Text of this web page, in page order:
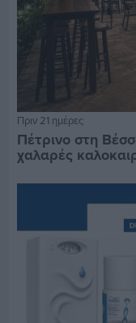
Πριν 21 ημέρες
Πέτρινο στη
χαλαρές